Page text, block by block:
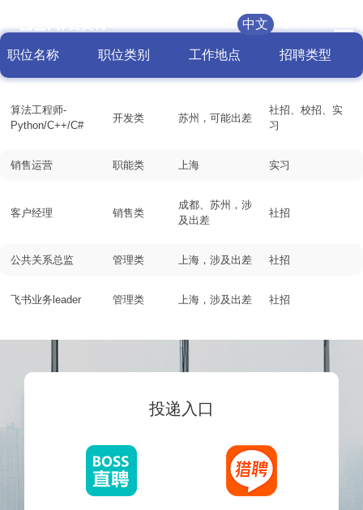
中文
职位名称 职位类别 工作地点 招聘类型
算法工程师-
Python/C++/C#
开发类 苏州，可能出差
社招、校招、实
习
销售运营 职能类 上海 实习
客户经理 销售类
成都、苏州，涉
及出差
社招
公共关系总监 管理类 上海，涉及出差 社招
飞书业务leader 管理类 上海，涉及出差 社招
投递入口